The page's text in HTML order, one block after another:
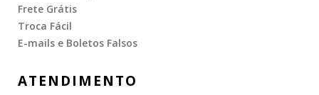
Frete Grátis
Troca Fácil
E-mails e Boletos Falsos
ATENDIMENTO